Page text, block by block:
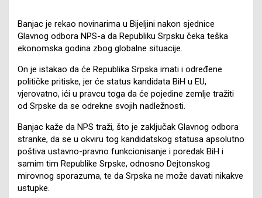
Banjac je rekao novinarima u Bijeljini nakon sjednice
Glavnog odbora NPS-a da Republiku Srpsku čeka teška
ekonomska godina zbog globalne situacije.
On je istakao da će Republika Srpska imati i određene
političke pritiske, jer će status kandidata BiH u EU,
vjerovatno, ići u pravcu toga da će pojedine zemlje tražiti
od Srpske da se odrekne svojih nadležnosti.
Banjac kaže da NPS traži, što je zaključak Glavnog odbora
stranke, da se u okviru tog kandidatskog statusa apsolutno
poštiva ustavno-pravno funkcionisanje i poredak BiH i
samim tim Republike Srpske, odnosno Dejtonskog
mirovnog sporazuma, te da Srpska ne može davati nikakve
ustupke.